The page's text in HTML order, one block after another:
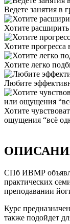
Ведете занятия в
Хотите
Хотите
Хотите легко
Любите
Хотите
ощущения “всё
СПб ИВМР
практических
преподавании
Курс
также подойдет